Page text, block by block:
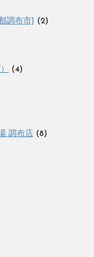
調布市]
(2)
(4)
調布店 (8)